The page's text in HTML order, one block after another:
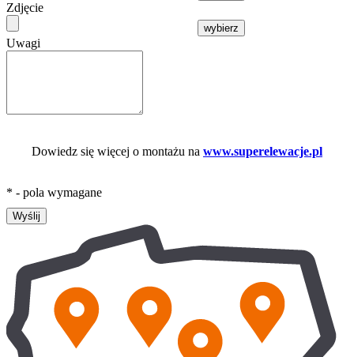
Zdjęcie
wybierz
Uwagi
Dowiedz się więcej o montażu na www.superelewacje.pl
* - pola wymagane
Wyślij